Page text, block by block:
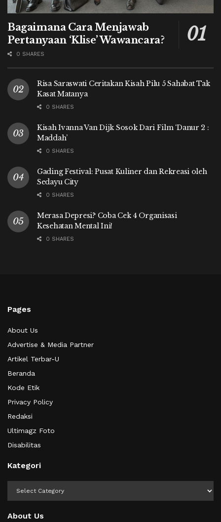
Bagaimana Cara Menjawab
Pertanyaan ‘Klise’ Wawancara?
0 SHARES
Risa Saraswati Ceritakan Kisah Pilu 5 Sahabat Tak
Kasat Matanya
0 SHARES
Kisah Ivanna Van Dijk Sosok Dari Film ‘Danur 2 :
Maddah’
0 SHARES
Gading Festival: Pusat Kuliner dan Rekreasi oleh
Sedayu City
0 SHARES
Merasa Depresi? Coba Cek 4 Organisasi
Kesehatan Mental Ini!
0 SHARES
Pages
About Us
Advertise & Media Partner
Artikel Terbar-U
Beranda
Kode Etik
Privacy Policy
Redaksi
Ultimagz Foto
Disabilitas
Kategori
About Us